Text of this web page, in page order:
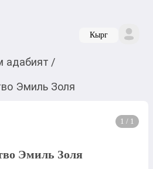
Кырг
адабият /
Эмиль Золя
1 / 1
Эмиль Золя